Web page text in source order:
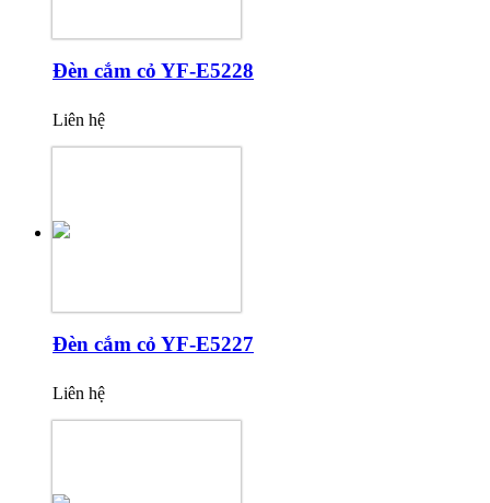
Đèn cắm cỏ YF-E5228
Liên hệ
Đèn cắm cỏ YF-E5227
Liên hệ